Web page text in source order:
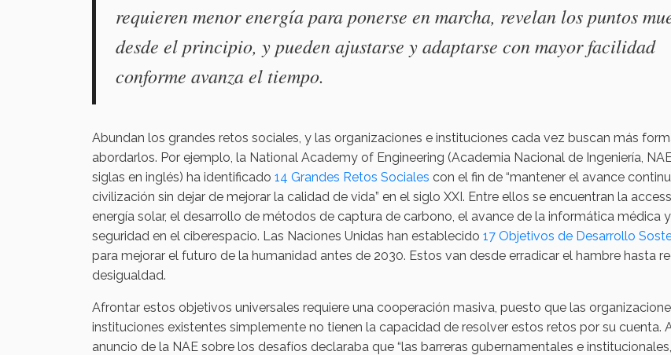
requieren menor energía para ponerse en marcha, revelan los puntos
desde el principio, y pueden ajustarse y adaptarse con mayor facilidad
conforme avanza el tiempo.
Abundan los grandes retos sociales, y las organizaciones e instituciones cada vez buscan más
abordarlos. Por ejemplo, la National Academy of Engineering (Academia Nacional de Ingeniería,
siglas en inglés) ha identificado 14 Grandes Retos Sociales con el fin de “mantener el avance
civilización sin dejar de mejorar la calidad de vida” en el siglo XXI. Entre ellos se encuentran la
energía solar, el desarrollo de métodos de captura de carbono, el avance de la informática médica
seguridad en el ciberespacio. Las Naciones Unidas han establecido 17 Objetivos de Desarrollo
para mejorar el futuro de la humanidad antes de 2030. Estos van desde erradicar el hambre hasta
desigualdad.
Afrontar estos objetivos universales requiere una cooperación masiva, puesto que las
instituciones existentes simplemente no tienen la capacidad de resolver estos retos por su cuenta.
anuncio de la NAE sobre los desafíos declaraba que “las barreras gubernamentales e